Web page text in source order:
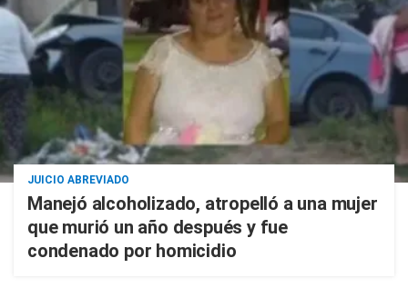
JUICIO ABREVIADO
Manejó alcoholizado, atropelló a una mujer
que murió un año después y fue
condenado por homicidio